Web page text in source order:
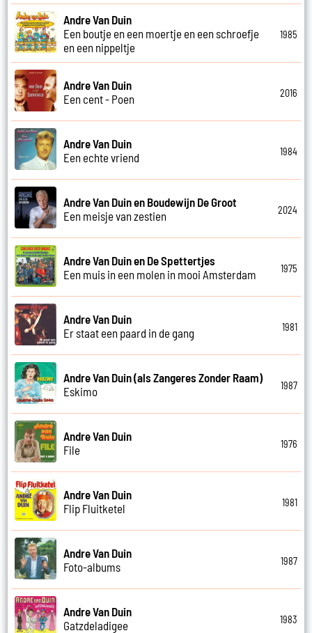
Andre Van Duin
Een boutje en een moertje en een schroefje
en een nippeltje
1985
Andre Van Duin
Een cent - Poen
2016
Andre Van Duin
Een echte vriend
1984
Andre Van Duin en Boudewijn De Groot
Een meisje van zestien
2024
Andre Van Duin en De Spettertjes
Een muis in een molen in mooi Amsterdam
1975
Andre Van Duin
Er staat een paard in de gang
1981
Andre Van Duin (als Zangeres Zonder Raam)
Eskimo
1987
Andre Van Duin
File
1976
Andre Van Duin
Flip Fluitketel
1981
Andre Van Duin
Foto-albums
1987
Andre Van Duin
Gatzdeladigee
1983